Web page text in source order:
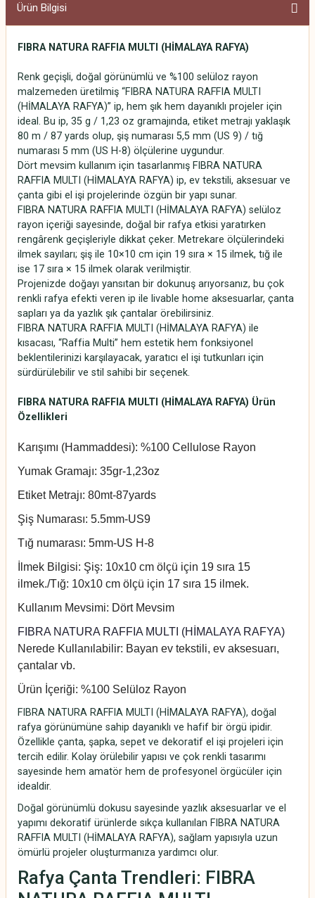
Ürün Bilgisi
FIBRA NATURA RAFFIA MULTI (HİMALAYA RAFYA)
Renk geçişli, doğal görünümlü ve %100 selüloz rayon
malzemeden üretilmiş “FIBRA NATURA RAFFIA MULTI
(HİMALAYA RAFYA)” ip, hem şık hem dayanıklı projeler için
ideal. Bu ip, 35 g / 1,23 oz gramajında, etiket metrajı yaklaşık
80 m / 87 yards olup, şiş numarası 5,5 mm (US 9) / tığ
numarası 5 mm (US H-8) ölçülerine uygundur.
Dört mevsim kullanım için tasarlanmış FIBRA NATURA
RAFFIA MULTI (HİMALAYA RAFYA) ip, ev tekstili, aksesuar ve
çanta gibi el işi projelerinde özgün bir yapı sunar.
FIBRA NATURA RAFFIA MULTI (HİMALAYA RAFYA) selüloz
rayon içeriği sayesinde, doğal bir rafya etkisi yaratırken
rengârenk geçişleriyle dikkat çeker. Metrekare ölçülerindeki
ilmek sayıları; şiş ile 10×10 cm için 19 sıra × 15 ilmek, tığ ile
ise 17 sıra × 15 ilmek olarak verilmiştir.
Projenizde doğayı yansıtan bir dokunuş arıyorsanız, bu çok
renkli rafya efekti veren ip ile livable home aksesuarlar, çanta
sapları ya da yazlık şık çantalar örebilirsiniz.
FIBRA NATURA RAFFIA MULTI (HİMALAYA RAFYA) ile
kısacası, “Raffia Multi” hem estetik hem fonksiyonel
beklentilerinizi karşılayacak, yaratıcı el işi tutkunları için
sürdürülebilir ve stil sahibi bir seçenek.
FIBRA NATURA RAFFIA MULTI (HİMALAYA RAFYA) Ürün
Özellikleri
Karışımı (Hammaddesi): %100 Cellulose Rayon
Yumak Gramajı: 35gr-1,23oz
Etiket Metrajı: 80mt-87yards
Şiş Numarası: 5.5mm-US9
Tığ numarası: 5mm-US H-8
İlmek Bilgisi: Şiş: 10x10 cm ölçü için 19 sıra 15
ilmek./Tığ: 10x10 cm ölçü için 17 sıra 15 ilmek.
Kullanım Mevsimi: Dört Mevsim
FIBRA NATURA RAFFIA MULTI (HİMALAYA RAFYA)
Nerede Kullanılabilir: Bayan ev tekstili, ev aksesuarı,
çantalar vb.
Ürün İçeriği: %100 Selüloz Rayon
FIBRA NATURA RAFFIA MULTI (HİMALAYA RAFYA), doğal
rafya görünümüne sahip dayanıklı ve hafif bir örgü ipidir.
Özellikle çanta, şapka, sepet ve dekoratif el işi projeleri için
tercih edilir. Kolay örülebilir yapısı ve çok renkli tasarımı
sayesinde hem amatör hem de profesyonel örgücüler için
idealdir.
Doğal görünümlü dokusu sayesinde yazlık aksesuarlar ve el
yapımı dekoratif ürünlerde sıkça kullanılan FIBRA NATURA
RAFFIA MULTI (HİMALAYA RAFYA), sağlam yapısıyla uzun
ömürlü projeler oluşturmanıza yardımcı olur.
Rafya Çanta Trendleri: FIBRA